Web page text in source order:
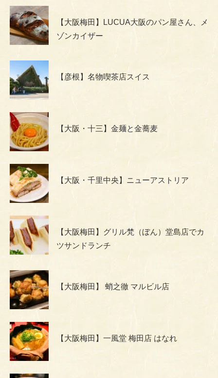
【大阪梅田】LUCUA大阪のパン屋さん、メ
ゾンカイザー
【彦根】名物喫茶店スイス
【大阪・十三】金麺と金蕎麦
【大阪・千里中央】ニューアストリア
【大阪梅田】グリル梵（ぼん）堂島店でカ
ツサンドランチ
【大阪梅田】 蛸之徹 マルビル店
【大阪梅田】一風堂 梅田店 はなれ